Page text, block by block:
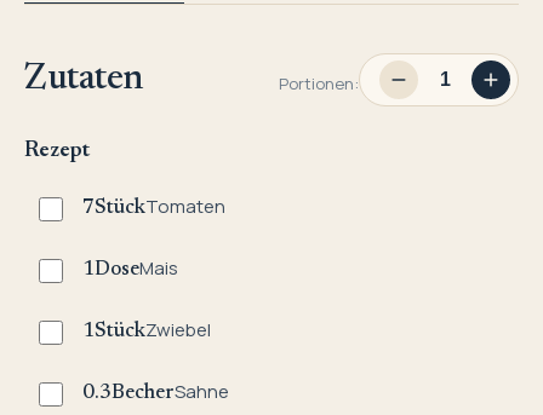
Zutaten Portionen:
Rezept
7StückTomaten
1DoseMais
1StückZwiebel
0.3BecherSahne